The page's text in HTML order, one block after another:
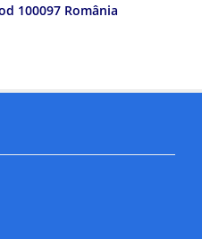
100097 România